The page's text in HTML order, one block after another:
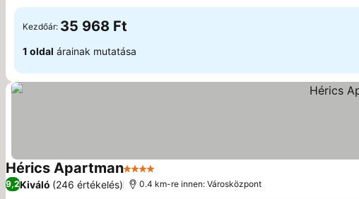
Kezdőár: 35 968 Ft
1 oldal árainak mutatása
Hérics Apartman4 Kategória
9,2Kiváló (246 értékelés) 0.4 km-re innen: Városközpont